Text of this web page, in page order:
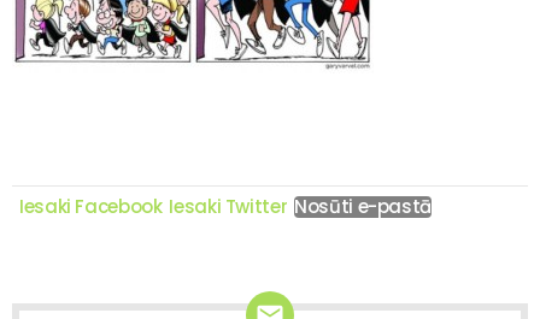
Iesaki Facebook Iesaki Twitter Nosūti e-pastā